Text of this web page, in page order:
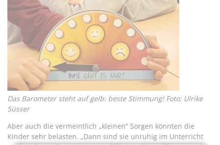
Das Barometer steht auf gelb: beste Stimmung! Foto: Ulrike
Süsser
Aber auch die vermeintlich „kleinen“ Sorgen könnten die
Kinder sehr belasten. „Dann sind sie unruhig im Unterricht